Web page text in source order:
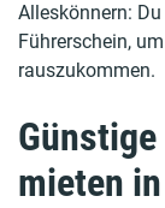
Alleskönnern:
Führerschein,
rauszukommen.
mieten